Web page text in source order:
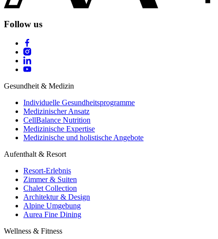
Follow us
Gesundheit & Medizin
Individuelle Gesundheitsprogramme
Medizinischer Ansatz
CellBalance Nutrition
Medizinische Expertise
Medizinische und holistische Angebote
Aufenthalt & Resort
Resort-Erlebnis
Zimmer & Suiten
Chalet Collection
Architektur & Design
Alpine Umgebung
Aurea Fine Dining
Wellness & Fitness